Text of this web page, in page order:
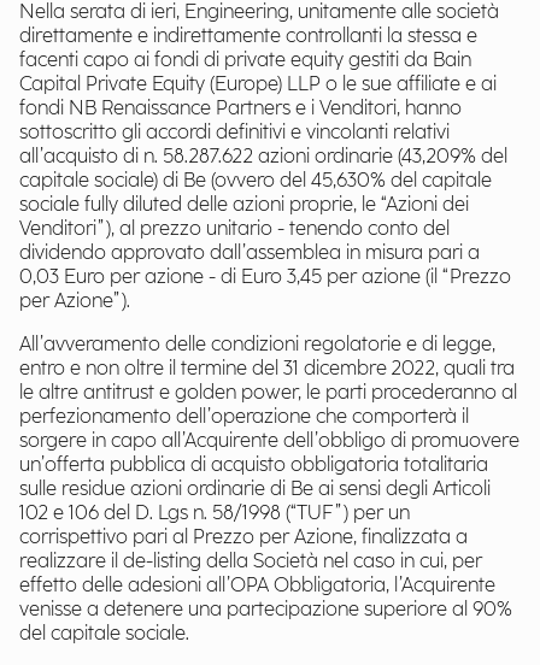
Nella serata di ieri, Engineering, unitamente alle società
direttamente e indirettamente controllanti la stessa e
facenti capo ai fondi di private equity gestiti da Bain
Capital Private Equity (Europe) LLP o le sue affiliate e ai
fondi NB Renaissance Partners e i Venditori, hanno
sottoscritto gli accordi definitivi e vincolanti relativi
all’acquisto di n. 58.287.622 azioni ordinarie (43,209% del
capitale sociale) di Be (ovvero del 45,630% del capitale
sociale fully diluted delle azioni proprie, le “Azioni dei
Venditori”), al prezzo unitario - tenendo conto del
dividendo approvato dall’assemblea in misura pari a
0,03 Euro per azione - di Euro 3,45 per azione (il “Prezzo
per Azione”).
All’avveramento delle condizioni regolatorie e di legge,
entro e non oltre il termine del 31 dicembre 2022, quali tra
le altre antitrust e golden power, le parti procederanno al
perfezionamento dell’operazione che comporterà il
sorgere in capo all’Acquirente dell’obbligo di promuovere
un’offerta pubblica di acquisto obbligatoria totalitaria
sulle residue azioni ordinarie di Be ai sensi degli Articoli
102 e 106 del D. Lgs n. 58/1998 (“TUF”) per un
corrispettivo pari al Prezzo per Azione, finalizzata a
realizzare il de-listing della Società nel caso in cui, per
effetto delle adesioni all’OPA Obbligatoria, l’Acquirente
venisse a detenere una partecipazione superiore al 90%
del capitale sociale.